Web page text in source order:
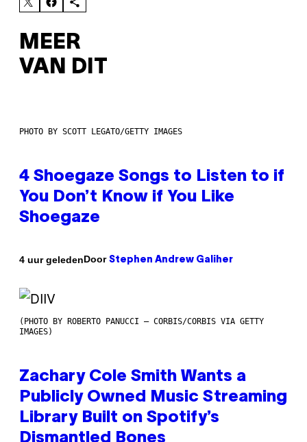
MEER
VAN DIT
PHOTO BY SCOTT LEGATO/GETTY IMAGES
4 Shoegaze Songs to Listen to if
You Don’t Know if You Like
Shoegaze
4 uur geledenDoor Stephen Andrew Galiher
(PHOTO BY ROBERTO PANUCCI – CORBIS/CORBIS VIA GETTY
IMAGES)
Zachary Cole Smith Wants a
Publicly Owned Music Streaming
Library Built on Spotify’s
Dismantled Bones